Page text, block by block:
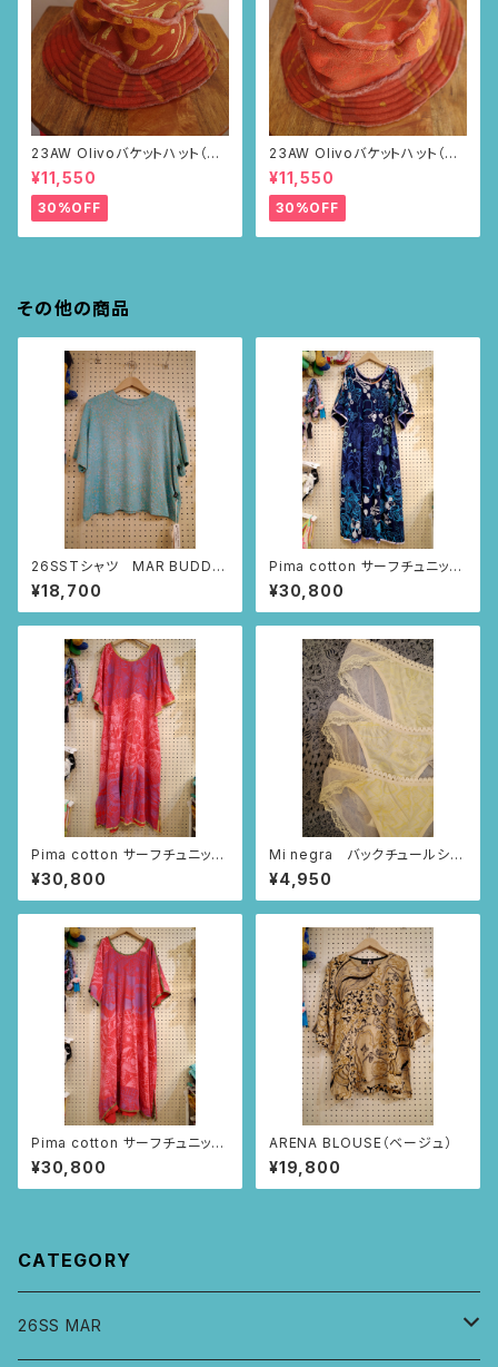
23AW Olivoバケットハット（ブ
ラウン・ポピー柄）
¥11,550
30%OFF
23AW Olivoバケットハット（ブ
ラウン・ポピー柄）
¥11,550
30%OFF
その他の商品
26SSTシャツ MAR BUDDH
A (スモーキーブルー・MAR柄)
¥18,700
Pima cotton サーフチュニック
(ネイビー・いちじく柄)
¥30,800
Pima cotton サーフチュニック
(レッド・つづきニャンドゥティ柄)
¥30,800
Mi negra バックチュールショ
ーツ（アイボリー/ならんだハー
ト柄、ニャンドゥティ柄、インドの
小花柄）
¥4,950
Pima cotton サーフチュニック
(レッド・つづきニャンドゥティ柄)
¥30,800
ARENA BLOUSE（ベージュ）
¥19,800
CATEGORY
26SS MAR